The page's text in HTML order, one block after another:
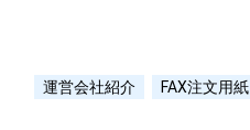
運営会社紹介 FAX注文用紙